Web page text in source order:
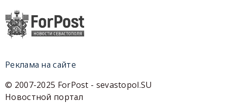
Реклама на сайте
© 2007-2025 ForPost - sevastopol.SU
Новостной портал